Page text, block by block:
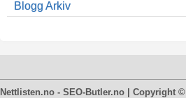
Blogg Arkiv
Nettlisten.no - SEO-Butler.no | Copyright ©